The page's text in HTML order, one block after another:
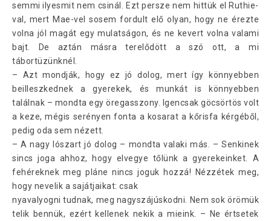
semmi ilyesmit nem csinál. Ezt persze nem hittük el Ruthie-
val, mert Mae-vel sosem fordult elő olyan, hogy ne érezte
volna jól magát egy mulatságon, és ne kevert volna valami
bajt. De aztán másra terelődött a szó ott, a mi
tábortüzünknél.
– Azt mondják, hogy ez jó dolog, mert így könnyebben
beilleszkednek a gyerekek, és munkát is könnyebben
találnak – mondta egy öregasszony. Igencsak göcsörtös volt
a keze, mégis serényen fonta a kosarat a kőrisfa kérgéből,
pedig oda sem nézett.
– A nagy lószart jó dolog – mondta valaki más. – Senkinek
sincs joga ahhoz, hogy elvegye tőlünk a gyerekeinket. A
fehéreknek meg pláne nincs joguk hozzá! Nézzétek meg,
hogy nevelik a sajátjaikat: csak
nyavalyogni tudnak, meg nagyszájúskodni. Nem sok örömük
telik bennük, ezért kellenek nekik a mieink. – Ne értsetek